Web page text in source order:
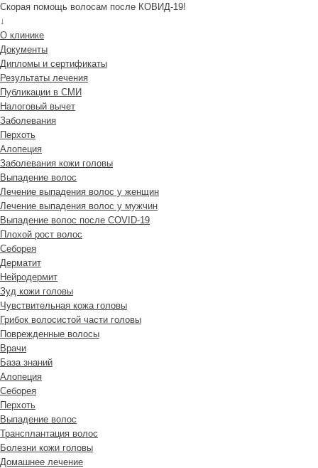
Скорая помощь волосам после КОВИД-19!
↓
О клинике
Документы
Дипломы и сертификаты
Результаты лечения
Публикации в СМИ
Налоговый вычет
Заболевания
Перхоть
Алопеция
Заболевания кожи головы
Выпадение волос
Лечение выпадения волос у женщин
Лечение выпадения волос у мужчин
Выпадение волос после COVID-19
Плохой рост волос
Cеборея
Дерматит
Нейродермит
Зуд кожи головы
Чувствительная кожа головы
Грибок волосистой части головы
Поврежденные волосы
Врачи
База знаний
Алопеция
Себорея
Перхоть
Выпадение волос
Трансплантация волос
Болезни кожи головы
Домашнее лечение